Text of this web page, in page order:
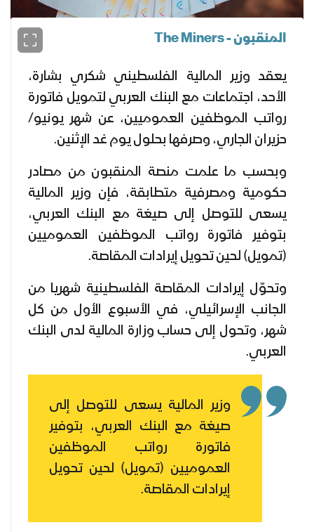
المنقبون - The Miners
يعقد وزير المالية الفلسطيني شكري بشارة،
الأحد، اجتماعات مع البنك العربي لتمويل فاتورة
رواتب الموظفين العموميين، عن شهر يونيو/
حزيران الجاري، وصرفها بحلول يوم غد الإثنين.
وبحسب ما علمت منصة المنقبون من مصادر
حكومية ومصرفية متطابقة، فإن وزير المالية
يسعى للتوصل إلى صيغة مع البنك العربي،
بتوفير فاتورة رواتب الموظفين العموميين
(تمويل) لحين تحويل إيرادات المقاصة.
وتحوّل إيرادات المقاصة الفلسطينية شهريا من
الجانب الإسرائيلي، في الأسبوع الأول من كل
شهر، وتحول إلى حساب وزارة المالية لدى البنك
العربي.
وزير المالية يسعى للتوصل إلى
صيغة مع البنك العربي، بتوفير
فاتورة رواتب الموظفين
العموميين (تمويل) لحين تحويل
إيرادات المقاصة.